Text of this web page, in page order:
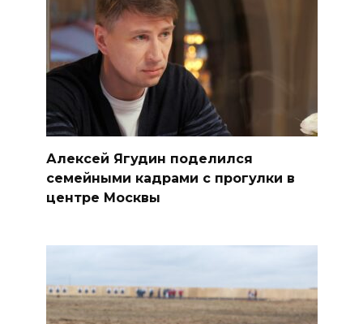
Алексей Ягудин поделился
семейными кадрами с прогулки в
центре Москвы